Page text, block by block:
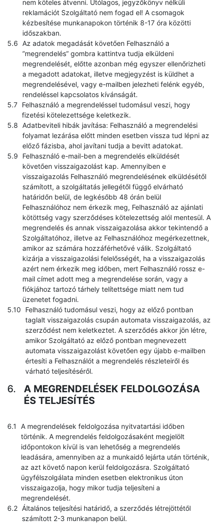
nem köteles átvenni. Utólagos, jegyzőkönyv nélküli
reklamációt Szolgáltató nem fogad el! A csomagok
kézbesítése munkanapokon történik 8-17 óra közötti
időszakban.
Az adatok megadását követően Felhasználó a
”megrendelés” gombra kattintva tudja elküldeni
megrendelését, előtte azonban még egyszer ellenőrizheti
a megadott adatokat, illetve megjegyzést is küldhet a
megrendelésével, vagy e-mailben jelezheti felénk egyéb,
rendeléssel kapcsolatos kívánságát.
Felhasználó a megrendeléssel tudomásul veszi, hogy
fizetési kötelezettsége keletkezik.
Adatbeviteli hibák javítása: Felhasználó a megrendelési
folyamat lezárása előtt minden esetben vissza tud lépni az
előző fázisba, ahol javítani tudja a bevitt adatokat.
Felhasználó e-mail-ben a megrendelés elküldését
követően visszaigazolást kap. Amennyiben e
visszaigazolás Felhasználó megrendelésének elküldésétől
számított, a szolgáltatás jellegétől függő elvárható
határidőn belül, de legkésőbb 48 órán belül
Felhasználóhoz nem érkezik meg, Felhasználó az ajánlati
kötöttség vagy szerződéses kötelezettség alól mentesül. A
megrendelés és annak visszaigazolása akkor tekintendő a
Szolgáltatóhoz, illetve az Felhasználóhoz megérkezettnek,
amikor az számára hozzáférhetővé válik. Szolgáltató
kizárja a visszaigazolási felelősségét, ha a visszaigazolás
azért nem érkezik meg időben, mert Felhasználó rossz e-
mail címet adott meg a megrendelése során, vagy a
fiókjához tartozó tárhely telítettsége miatt nem tud
üzenetet fogadni.
Felhasználó tudomásul veszi, hogy az előző pontban
taglalt visszaigazolás csupán automata visszaigazolás, az
szerződést nem keletkeztet. A szerződés akkor jön létre,
amikor Szolgáltató az előző pontban megnevezett
automata visszaigazolást követően egy újabb e-mailben
értesíti a Felhasználót a megrendelés részleteiről és
várható teljesítéséről.
A MEGRENDELÉSEK FELDOLGOZÁSA
ÉS TELJESÍTÉS
A megrendelések feldolgozása nyitvatartási időben
történik. A megrendelés feldolgozásaként megjelölt
időpontokon kívül is van lehetőség a megrendelés
leadására, amennyiben az a munkaidő lejárta után történik,
az azt követő napon kerül feldolgozásra. Szolgáltató
ügyfélszolgálata minden esetben elektronikus úton
visszaigazolja, hogy mikor tudja teljesíteni a
megrendelését.
Általános teljesítési határidő, a szerződés létrejöttétől
számított 2-3 munkanapon belül.